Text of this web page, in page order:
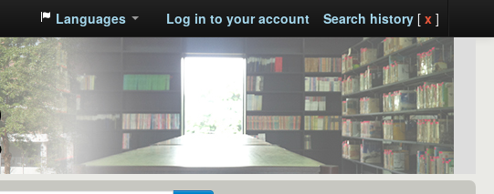
Languages Log in to your account Search history[ x ]